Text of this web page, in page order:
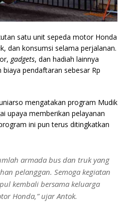
satu unit sepeda motor Honda
dan konsumsi selama perjalanan.
gadgets, dan hadiah lainnya
pendaftaran sebesar Rp
mengatakan program Mudik
upaya memberikan pelayanan
ini pun terus ditingkatkan
armada bus dan truk yang
pelanggan. Semoga kegiatan
kembali bersama keluarga
Honda,” ujar Antok.